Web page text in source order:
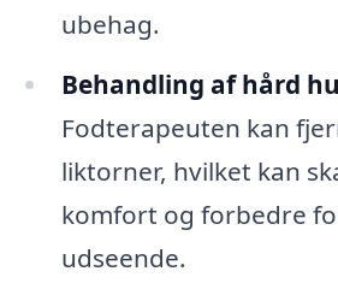
ubehag.
Behandling af hård
Fodterapeuten kan
liktorner, hvilket kan
komfort og forbedre
udseende.